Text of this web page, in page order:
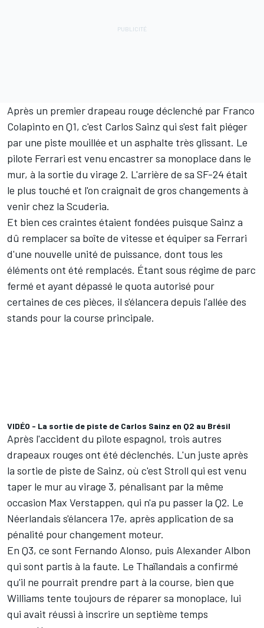
Après un premier drapeau rouge déclenché par Franco
Colapinto en Q1, c'est Carlos Sainz qui s'est fait piéger
par une piste mouillée et un asphalte très glissant. Le
pilote Ferrari est venu encastrer sa monoplace dans le
mur, à la sortie du virage 2. L'arrière de sa SF-24 était
le plus touché et l'on craignait de gros changements à
venir chez la Scuderia.
Et bien ces craintes étaient fondées puisque Sainz a
dû remplacer sa boîte de vitesse et équiper sa Ferrari
d'une nouvelle unité de puissance, dont tous les
éléments ont été remplacés. Étant sous régime de parc
fermé et ayant dépassé le quota autorisé pour
certaines de ces pièces, il s'élancera depuis l'allée des
stands pour la course principale.
VIDÉO - La sortie de piste de Carlos Sainz en Q2 au Brésil
Après l'accident du pilote espagnol, trois autres
drapeaux rouges ont été déclenchés. L'un juste après
la sortie de piste de Sainz, où c'est Stroll qui est venu
taper le mur au virage 3, pénalisant par la même
occasion Max Verstappen, qui n'a pu passer la Q2. Le
Néerlandais s'élancera 17e, après application de sa
pénalité pour changement moteur.
En Q3, ce sont Fernando Alonso, puis Alexander Albon
qui sont partis à la faute. Le Thaïlandais a confirmé
qu'il ne pourrait prendre part à la course, bien que
Williams tente toujours de réparer sa monoplace, lui
qui avait réussi à inscrire un septième temps